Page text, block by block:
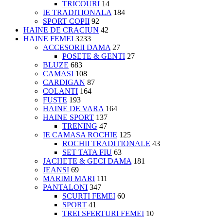
TRICOURI 14
IE TRADITIONALA 184
SPORT COPII 92
HAINE DE CRACIUN 42
HAINE FEMEI 3233
ACCESORII DAMA 27
POSETE & GENTI 27
BLUZE 683
CAMASI 108
CARDIGAN 87
COLANTI 164
FUSTE 193
HAINE DE VARA 164
HAINE SPORT 137
TRENING 47
IE CAMASA ROCHIE 125
ROCHII TRADITIONALE 43
SET TATA FIU 63
JACHETE & GECI DAMA 181
JEANSI 69
MARIMI MARI 111
PANTALONI 347
SCURTI FEMEI 60
SPORT 41
TREI SFERTURI FEMEI 10